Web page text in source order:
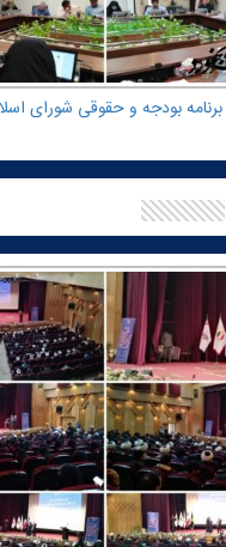
بودجه و حقوقی شورای